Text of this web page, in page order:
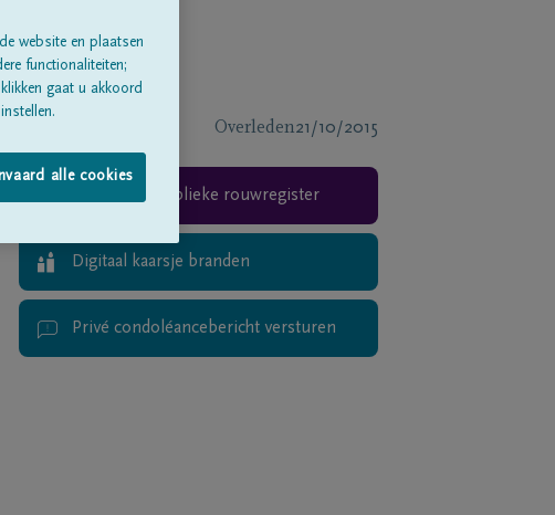
Overleden21/10/2015
Teken het publieke rouwregister
Digitaal kaarsje branden
Privé condoléancebericht versturen
website en plaatsen
functionaliteiten;
gaat u akkoord
alle cookies